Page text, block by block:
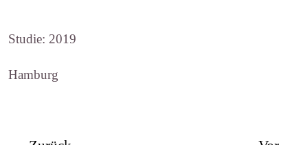
Studie: 2019
Hamburg